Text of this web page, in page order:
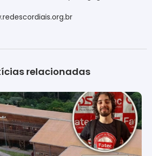
relacionadas